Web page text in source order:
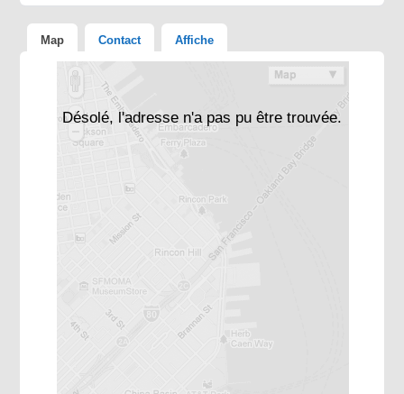
Map Contact Affiche
Désolé, l'adresse n'a pas pu être trouvée.